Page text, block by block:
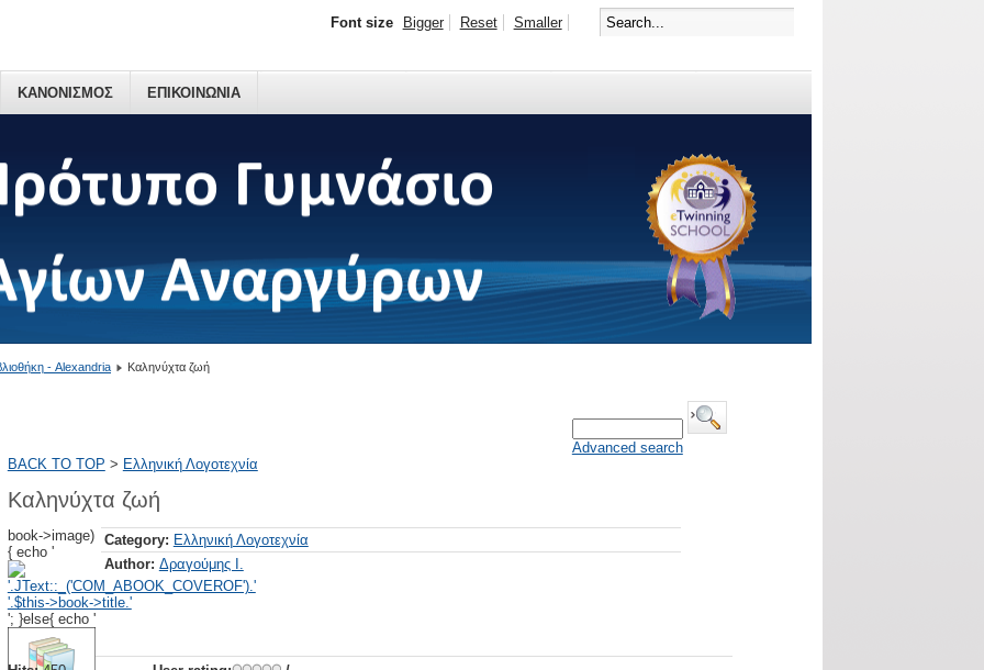
ΚΑΝΟΝΙΣΜΟΣ ΕΠΙΚΟΙΝΩΝΙΑ
Font size Bigger Reset Smaller
- Alexandria Καληνύχτα ζωή
Advanced search
BACK TO TOP > Ελληνική Λογοτεχνία
Καληνύχτα ζωή
book->image)
{ echo '
'; }else{ echo '
Category: Ελληνική Λογοτεχνία
Author: Δραγούμης Ι.